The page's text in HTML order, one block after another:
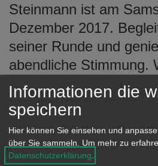
Steinmann ist am
Dezember 2017.
seiner Runde und
abendliche Stimmung.
besonders auf viele
gerne ihre Laternen
um gemeinsam mit
durch die Straßen zu
ist um 18 Uhr am
Informationen die
speichern
Hier können Sie einsehen und
über Sie sammeln. Um mehr zu
Datenschutzerklärung.